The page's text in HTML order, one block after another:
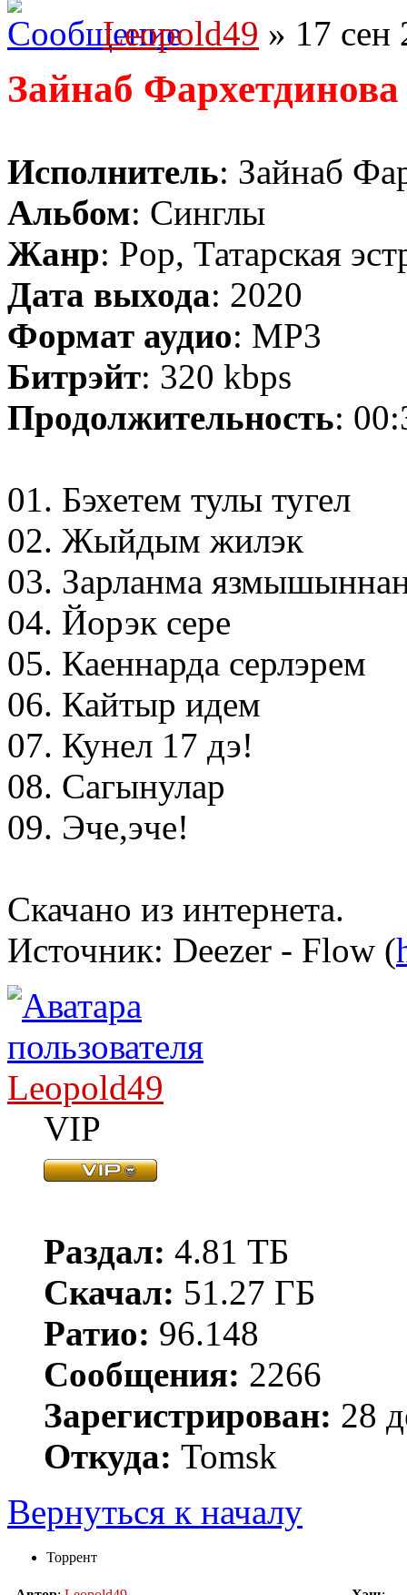
Leopold49 » 17 сен
Зайнаб
Исполнитель: Зайнаб
Альбом: Синглы
Жанр: Pop, Татарская
Дата выхода: 2020
Формат аудио: MP3
Битрэйт: 320 kbps
Продолжительность:
01. Бэхетем тулы тугел
02. Жыйдым жилэк
03. Зарланма
04. Йорэк сере
05. Каеннарда серлэрем
06. Кайтыр идем
07. Кунел 17 дэ!
08. Сагынулар
09. Эче,эче!
Скачано из интернета.
Источник: Deezer - Flow (
Leopold49
VIP
Раздал: 4.81 ТБ
Скачал: 51.27 ГБ
Ратио: 96.148
Сообщения: 2266
Зарегистрирован: 28
Откуда: Tomsk
Вернуться к началу
Торрент